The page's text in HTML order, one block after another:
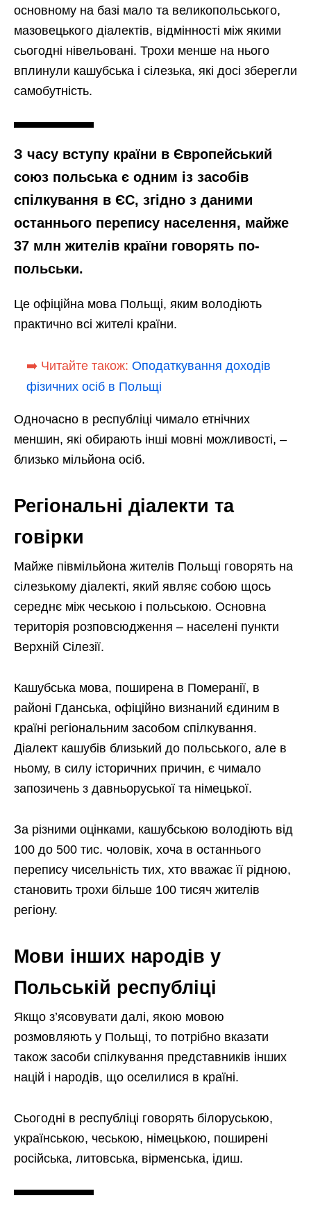
основному на базі мало та великопольського,
мазовецького діалектів, відмінності між якими
сьогодні нівельовані. Трохи менше на нього
вплинули кашубська і сілезька, які досі зберегли
самобутність.
З часу вступу країни в Європейський
союз польська є одним із засобів
спілкування в ЄС, згідно з даними
останнього перепису населення, майже
37 млн жителів країни говорять по-
польськи.
Це офіційна мова Польщі, яким володіють
практично всі жителі країни.
➡️ Читайте також: Оподаткування доходів
фізичних осіб в Польщі
Одночасно в республіці чимало етнічних
меншин, які обирають інші мовні можливості, –
близько мільйона осіб.
Регіональні діалекти та
говірки
Майже півмільйона жителів Польщі говорять на
сілезькому діалекті, який являє собою щось
середнє між чеською і польською. Основна
територія розповсюдження – населені пункти
Верхній Сілезії.
Кашубська мова, поширена в Померанії, в
районі Гданська, офіційно визнаний єдиним в
країні регіональним засобом спілкування.
Діалект кашубів близький до польського, але в
ньому, в силу історичних причин, є чимало
запозичень з давньоруської та німецької.
За різними оцінками, кашубською володіють від
100 до 500 тис. чоловік, хоча в останнього
перепису чисельність тих, хто вважає її рідною,
становить трохи більше 100 тисяч жителів
регіону.
Мови інших народів у
Польській республіці
Якщо з’ясовувати далі, якою мовою
розмовляють у Польщі, то потрібно вказати
також засоби спілкування представників інших
націй і народів, що оселилися в країні.
Сьогодні в республіці говорять білоруською,
українською, чеською, німецькою, поширені
російська, литовська, вірменська, ідиш.